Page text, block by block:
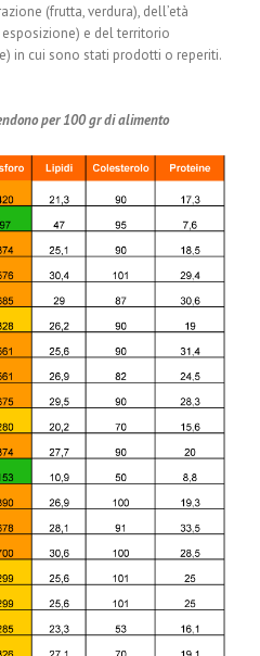
(frutta, verdura), dell’età
e del territorio
in cui sono stati prodotti o reperiti.
per 100 gr di alimento